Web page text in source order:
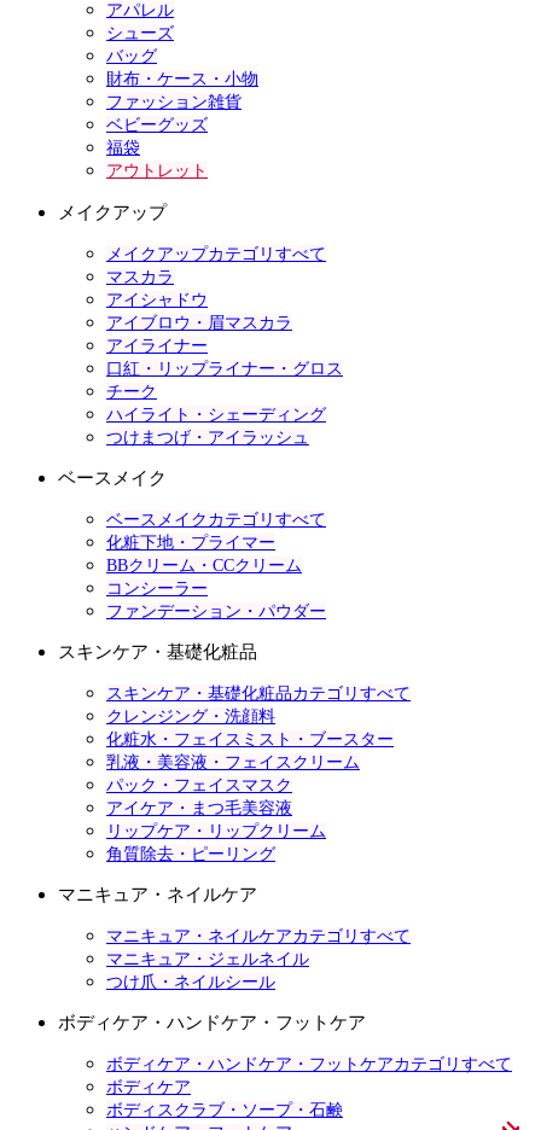
アパレル
シューズ
バッグ
財布・ケース・小物
ファッション雑貨
ベビーグッズ
福袋
アウトレット
メイクアップ
メイクアップカテゴリすべて
マスカラ
アイシャドウ
アイブロウ・眉マスカラ
アイライナー
口紅・リップライナー・グロス
チーク
ハイライト・シェーディング
つけまつげ・アイラッシュ
ベースメイク
ベースメイクカテゴリすべて
化粧下地・プライマー
BBクリーム・CCクリーム
コンシーラー
ファンデーション・パウダー
スキンケア・基礎化粧品
スキンケア・基礎化粧品カテゴリすべて
クレンジング・洗顔料
化粧水・フェイスミスト・ブースター
乳液・美容液・フェイスクリーム
パック・フェイスマスク
アイケア・まつ毛美容液
リップケア・リップクリーム
角質除去・ピーリング
マニキュア・ネイルケア
マニキュア・ネイルケアカテゴリすべて
マニキュア・ジェルネイル
つけ爪・ネイルシール
ボディケア・ハンドケア・フットケア
ボディケア・ハンドケア・フットケアカテゴリすべて
ボディケア
ボディスクラブ・ソープ・石鹸